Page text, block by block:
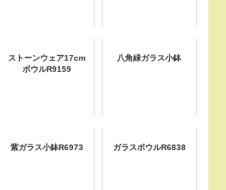
ストーンウェア17cm
ボウルR9159
八角緑ガラス小鉢
紫ガラス小鉢R6973 ガラスボウルR6838